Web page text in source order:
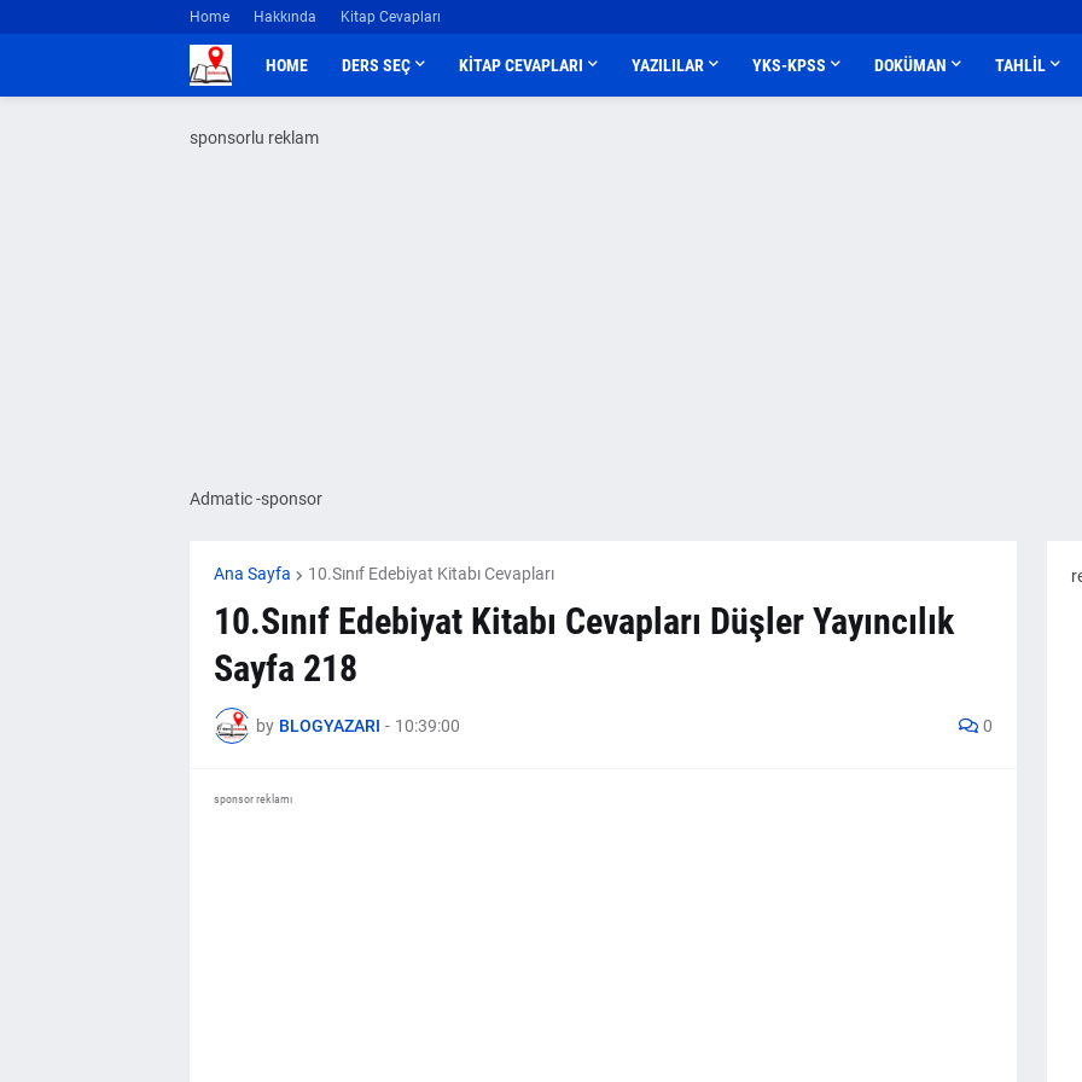
Home Hakkında Kitap Cevapları
HOME DERS SEÇ KİTAP CEVAPLARI YAZILILAR YKS-KPSS DOKÜMAN TAHLİL
sponsorlu reklam
Admatic -sponsor
Ana Sayfa 10.Sınıf Edebiyat Kitabı Cevapları
10.Sınıf Edebiyat Kitabı Cevapları Düşler Yayıncılık
Sayfa 218
by BLOGYAZARI - 10:39:00 0
sponsor reklamı